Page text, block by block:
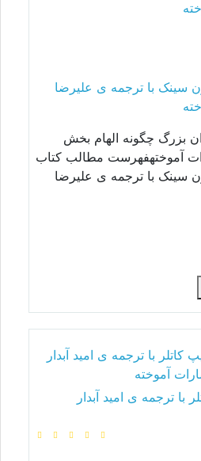
سینک با ترجمه ی علیرضا
بزرگ چگونه الهام بخش
آموختهفهرست مطالب کتاب
سینک با ترجمه ی علیرضا
با ترجمه ی امید آبدار